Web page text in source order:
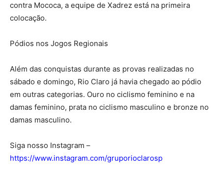
contra Mococa, a equipe de Xadrez está na primeira
colocação.
Pódios nos Jogos Regionais
Além das conquistas durante as provas realizadas no
sábado e domingo, Rio Claro já havia chegado ao pódio
em outras categorias. Ouro no ciclismo feminino e na
damas feminino, prata no ciclismo masculino e bronze no
damas masculino.
Siga nosso Instagram –
https://www.instagram.com/gruporioclarosp